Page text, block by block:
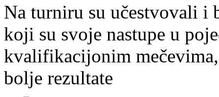
Na turniru su učestvovali i
koji su svoje nastupe u
kvalifikacijonim
bolje rezultate